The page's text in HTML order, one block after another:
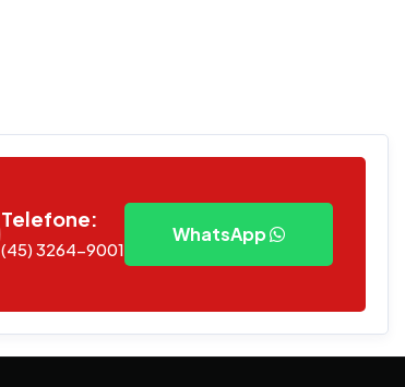
Telefone:
(45) 3264-9001
WhatsApp